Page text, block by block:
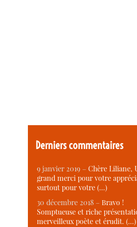
Derniers commentaires
9 janvier 2019 –Chère Liliane,
grand merci pour votre
surtout pour votre (…)
30 décembre 2018 –Bravo !
Somptueuse et riche
merveilleux poète et érudit. (…)